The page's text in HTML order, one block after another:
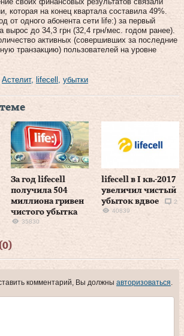
которая на конец квартала составила 49%.
от одного абонента сети life:) за первый
вырос до 34,3 грн (32,4 грн/мес. годом ранее).
активных (совершивших за последние
транзакцию) пользователей на уровне
Астелит, lifecell , убытки
За год lifecell
получила 504
миллиона гривен
чистого убытка
35830
lifecell в I кв.-2017
увеличил чистый
убыток вдвое
2
40839
(0)
комментарий, Вы должны авторизоваться